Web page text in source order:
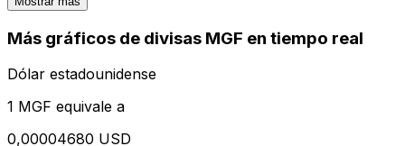
Más gráficos de divisas MGF en tiempo real
Dólar estadounidense
1 MGF equivale a
0,00004680 USD